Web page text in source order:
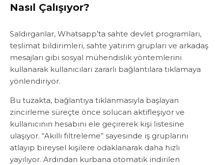
Nasıl Çalışıyor?
Saldırganlar, Whatsapp’ta sahte devlet programları,
teslimat bildirimleri, sahte yatırım grupları ve arkadaş
mesajları gibi sosyal mühendislik yöntemlerini
kullanarak kullanıcıları zararlı bağlantılara tıklamaya
yönlendiriyor.
Bu tuzakta, bağlantıya tıklanmasıyla başlayan
zincirleme süreçte önce solucan aktifleşiyor ve
kullanıcının hesabını ele geçirerek kişi listesine
ulaşıyor. “Akıllı filtreleme” sayesinde iş gruplarını
atlayıp bireysel kişilere odaklanarak daha hızlı
yayılıyor. Ardından kurbana otomatik indirilen